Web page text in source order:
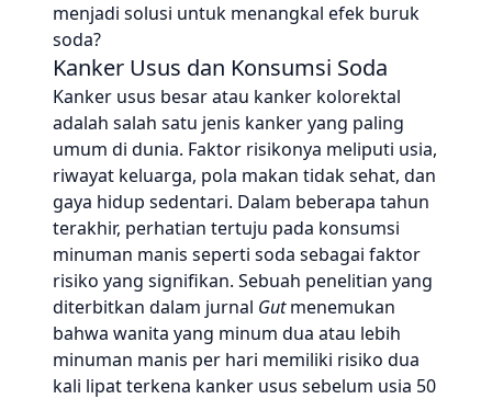
menjadi solusi untuk menangkal efek buruk
soda?
Kanker Usus dan Konsumsi Soda
Kanker usus besar atau kanker kolorektal
adalah salah satu jenis kanker yang paling
umum di dunia. Faktor risikonya meliputi usia,
riwayat keluarga, pola makan tidak sehat, dan
gaya hidup sedentari. Dalam beberapa tahun
terakhir, perhatian tertuju pada konsumsi
minuman manis seperti soda sebagai faktor
risiko yang signifikan. Sebuah penelitian yang
diterbitkan dalam jurnal Gutmenemukan
bahwa wanita yang minum dua atau lebih
minuman manis per hari memiliki risiko dua
kali lipat terkena kanker usus sebelum usia 50